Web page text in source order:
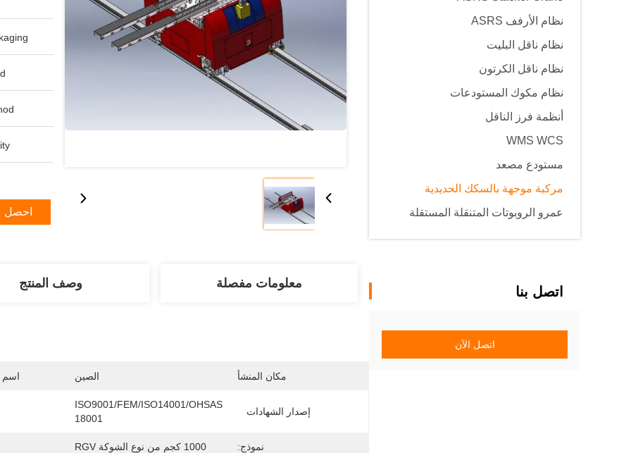
نظام الأرفف ASRS
نظام ناقل البليت
نظام ناقل الكرتون
نظام مكوك المستودعات
أنظمة فرز الناقل
WMS WCS
مستودع مصعد
مركبة موجهة بالسكك الحديدية
عمرو الروبوتات المتنقلة المستقلة
اتصل بنا
اتصل الآن
احصل
معلومات مفصلة وصف المنتج
مكان المنشأ الصين اسم
إصدار الشهادات
ISO9001/FEM/ISO14001/OHSAS
18001
نموذج: 1000 كجم من نوع الشوكة RGV